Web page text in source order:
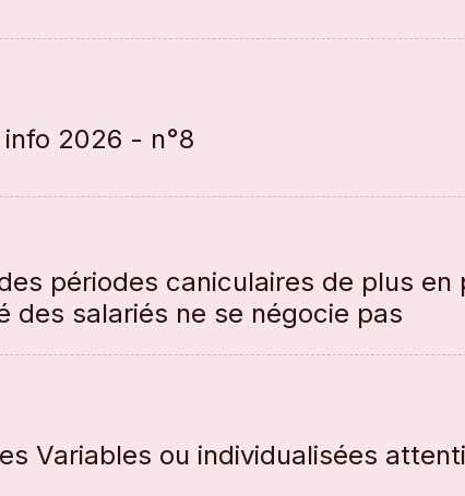
2026 - n°8
périodes caniculaires de plus
des salariés ne se négocie pas
Variables ou individualisées